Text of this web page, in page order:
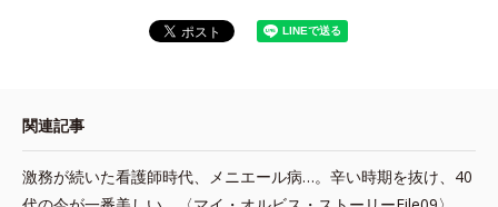
関連記事
激務が続いた看護師時代、メニエール病…。辛い時期を抜け、40